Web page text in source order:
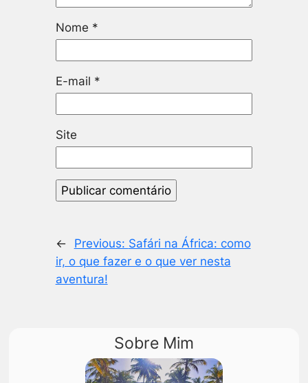
Nome *
E-mail *
Site
← Previous: Safári na África: como
ir, o que fazer e o que ver nesta
aventura!
Sobre Mim